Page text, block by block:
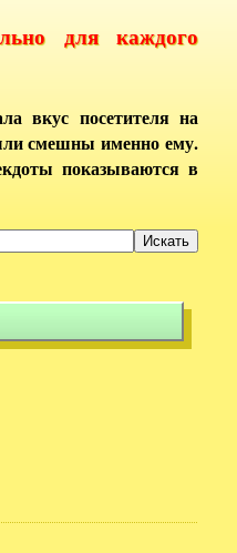
для каждого
вкус посетителя на
смешны именно ему.
показываются в